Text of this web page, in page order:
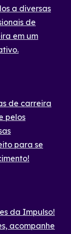
a diversas
de
em um
de carreira
pelos
para se
da Impulso!
acompanhe